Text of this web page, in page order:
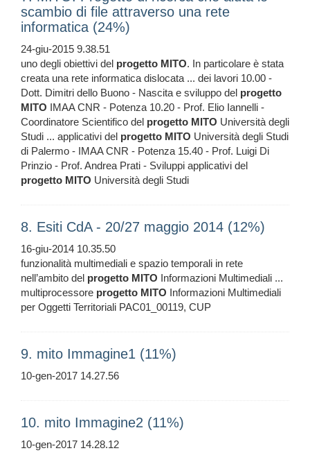
scambio di file attraverso una rete
informatica (24%)
24-giu-2015 9.38.51
uno degli obiettivi del progetto MITO. In particolare è stata
creata una rete informatica dislocata ... dei lavori 10.00 -
Dott. Dimitri dello Buono - Nascita e sviluppo del progetto
MITO IMAA CNR - Potenza 10.20 - Prof. Elio Iannelli -
Coordinatore Scientifico del progetto MITO Università degli
Studi ... applicativi del progetto MITO Università degli Studi
di Palermo - IMAA CNR - Potenza 15.40 - Prof. Luigi Di
Prinzio - Prof. Andrea Prati - Sviluppi applicativi del
progetto MITO Università degli Studi
8. Esiti CdA - 20/27 maggio 2014 (12%)
16-giu-2014 10.35.50
funzionalità multimediali e spazio temporali in rete
nell’ambito del progetto MITO Informazioni Multimediali ...
multiprocessore progetto MITO Informazioni Multimediali
per Oggetti Territoriali PAC01_00119, CUP
9. mito Immagine1 (11%)
10-gen-2017 14.27.56
10. mito Immagine2 (11%)
10-gen-2017 14.28.12